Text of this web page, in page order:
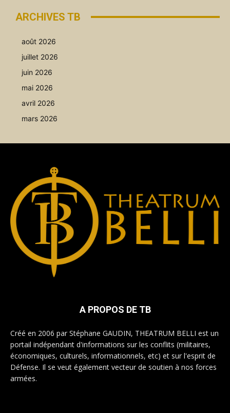
ARCHIVES TB
août 2026
juillet 2026
juin 2026
mai 2026
avril 2026
mars 2026
A PROPOS DE TB
Créé en 2006 par Stéphane GAUDIN, THEATRUM BELLI est un
portail indépendant d'informations sur les conflits (militaires,
économiques, culturels, informationnels, etc) et sur l'esprit de
Défense. Il se veut également vecteur de soutien à nos forces
armées.